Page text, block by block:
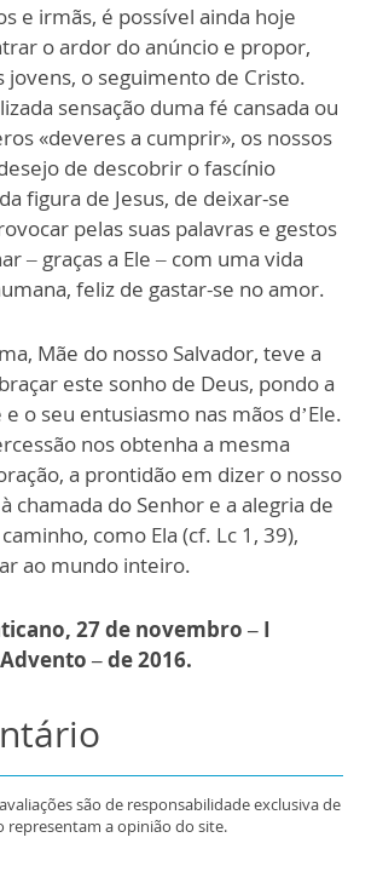
e irmãs, é possível ainda hoje
o ardor do anúncio e propor,
jovens, o seguimento de Cristo.
sensação duma fé cansada ou
«deveres a cumprir», os nossos
de descobrir o fascínio
figura de Jesus, de deixar-se
pelas suas palavras e gestos
– graças a Ele – com uma vida
feliz de gastar-se no amor.
Mãe do nosso Salvador, teve a
este sonho de Deus, pondo a
o seu entusiasmo nas mãos d’Ele.
nos obtenha a mesma
a prontidão em dizer o nosso
chamada do Senhor e a alegria de
como Ela (cf. Lc 1, 39),
ao mundo inteiro.
27 de novembro – I
– de 2016.
são de responsabilidade exclusiva de
representam a opinião do site.